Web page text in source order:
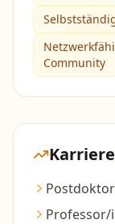
Community
Professor/